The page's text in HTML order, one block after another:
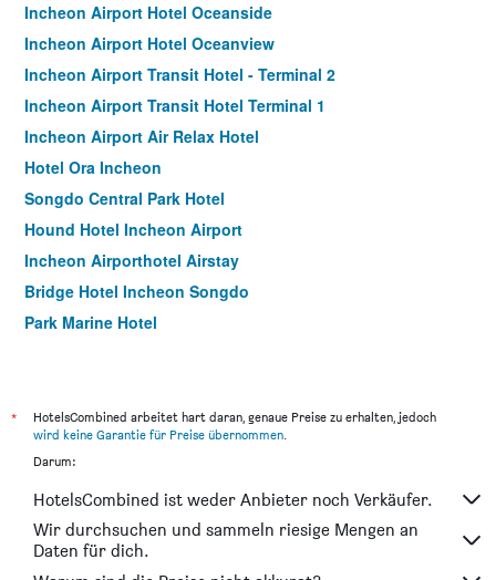
Incheon Airport Hotel Oceanside
Incheon Airport Hotel Oceanview
Incheon Airport Transit Hotel - Terminal 2
Incheon Airport Transit Hotel Terminal 1
Incheon Airport Air Relax Hotel
Hotel Ora Incheon
Songdo Central Park Hotel
Hound Hotel Incheon Airport
Incheon Airporthotel Airstay
Bridge Hotel Incheon Songdo
Park Marine Hotel
Hotel Sopra
Incheon Airtel
Ramada by Wyndham Songdo
Incheon Stay Hotel
Browndot Incheon Airport New City
*
HotelsCombined arbeitet hart daran, genaue Preise zu erhalten, jedoch
wird keine Garantie für Preise übernommen.
Darum:
HotelsCombined ist weder Anbieter noch Verkäufer.
Wir durchsuchen und sammeln riesige Mengen an
Daten für dich.